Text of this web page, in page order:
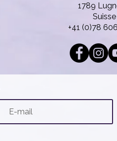
1789
Suisse
+41 (0)78